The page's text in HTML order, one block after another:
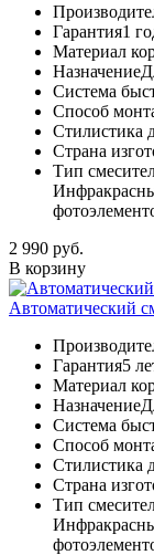
Гарантия1
Материал
Назначение
Система
Способ
Стилистика
Страна
Тип
2 990 руб.
В корзину
Автоматический
Гарантия5
Материал
Назначение
Система
Способ
Стилистика
Страна
Тип